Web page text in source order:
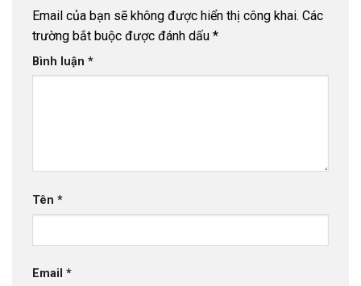
Email của bạn sẽ không được hiển thị công khai. Các
trường bắt buộc được đánh dấu *
Bình luận *
Tên *
Email *